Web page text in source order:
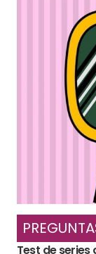
Test de series